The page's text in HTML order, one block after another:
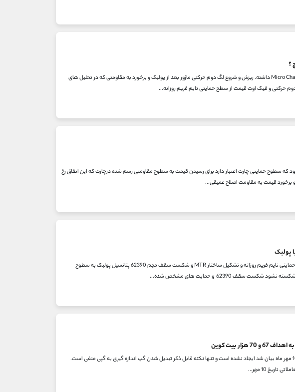
؟
دیدگاه تحلیلی: همانطور که در چارت مشخص است لگ اول ماژور ریزش ماهیت Micro Chanel داشته. ریزش و شروع لگ دوم حرکتی ماژور بعد از پولبک و برخورد به مقاومتی که در تحلیل های
15 مهر بدلایل مختلف اعلام شده بود که سطوح حمایتی چارت اعتبار دارد برای رسیدن قیمت به سطوح مقاومتی رسم شده درچارت که این اتفاق رخ
پولبک
دیدگاه تحلیلی: به دلیل تکمیل شدن ساختار Leg 1 & Leg 2، برخورد قیمت به سطح حمایتی تایم فریم روزانه و تشکیل ساختار MTR و شکست سقف مهم 62390 پتانسیل پولبک به سطوح
بیت کوین
دیدگاه تحلیلی تصویر اول: تغییری در دیدگاه تحلیل و جزییات روند که در تاریخ 8 و 10 مهر ماه بیان شد ایجاد نشده است و تنها نکته قابل ذکر تبدیل شدن گپ اندازه گیری به گپی منفی است.
10 مهر...